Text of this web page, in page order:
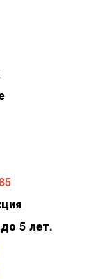
5 лет.